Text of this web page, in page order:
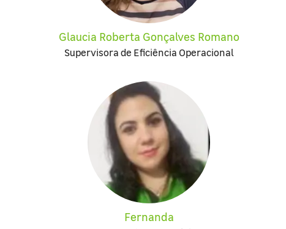
Glaucia Roberta Gonçalves Romano
Supervisora de Eficiência Operacional
Fernanda